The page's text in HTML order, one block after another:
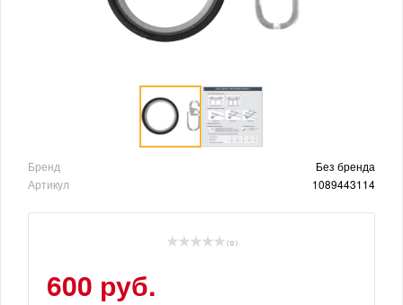
Бренд
Без бренда
Артикул
1089443114
( 0 )
600 руб.